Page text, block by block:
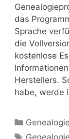
das
Sprache
die
kostenlose
Herstellers.
habe, werde
Kategorien